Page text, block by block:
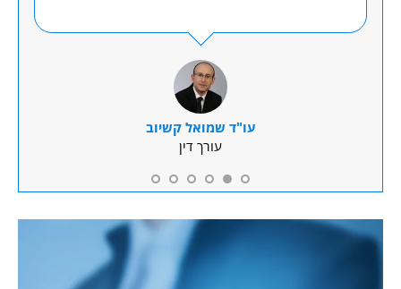
עו"ד שמואל קשיוב
עורך דין